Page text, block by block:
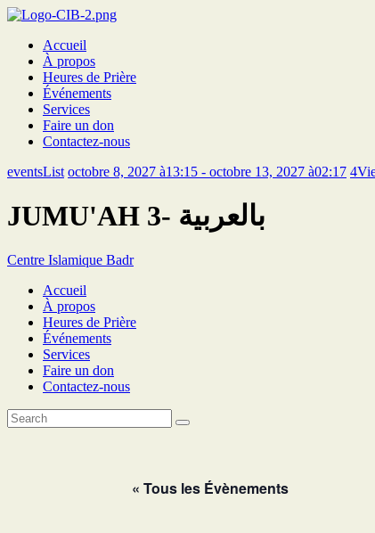
Accueil
À propos
Heures de Prière
Événements
Services
Faire un don
Contactez-nous
eventsList octobre 8, 2027 à13:15 - octobre 13, 2027 à02:17 4
JUMU'AH 3- بالعربية
Centre Islamique Badr
Accueil
À propos
Heures de Prière
Événements
Services
Faire un don
Contactez-nous
« Tous les Évènements